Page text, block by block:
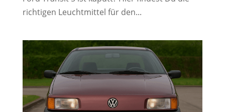
richtigen Leuchtmittel für den...